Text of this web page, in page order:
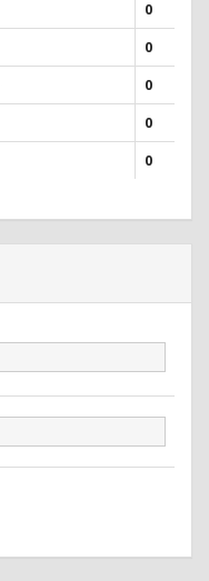
0
0
0
0
0